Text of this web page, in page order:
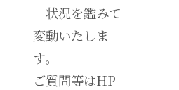
状況を鑑みて
変動いたしま
す。
ご質問等はHP